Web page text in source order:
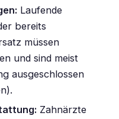
Laufende
bereits
müssen
und sind meist
ausgeschlossen
Zahnärzte